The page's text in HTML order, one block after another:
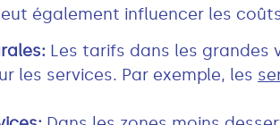
également influencer les
Les tarifs dans les grandes
les services. Par exemple, les